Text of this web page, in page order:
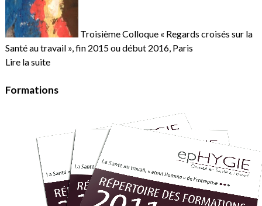
Troisième Colloque « Regards croisés sur la
Santé au travail », fin 2015 ou début 2016, Paris
Lire la suite
Formations